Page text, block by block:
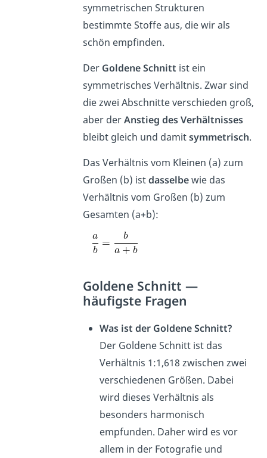
symmetrischen Strukturen
bestimmte Stoffe aus, die wir als
schön empfinden.
Der Goldene Schnitt ist ein
symmetrisches Verhältnis. Zwar sind
die zwei Abschnitte verschieden groß,
aber derAnstieg des Verhältnisses
bleibt gleich und damitsymmetrisch.
Das Verhältnis vom Kleinen (a) zum
Großen (b) istdasselbewie das
Verhältnis vom Großen (b) zum
Gesamten (a+b):
Goldene Schnitt —
häufigste Fragen
Was ist der Goldene Schnitt?
Der Goldene Schnitt ist das
Verhältnis 1:1,618 zwischen zwei
verschiedenen Größen. Dabei
wird dieses Verhältnis als
besonders harmonisch
empfunden. Daher wird es vor
allem in der Fotografie und